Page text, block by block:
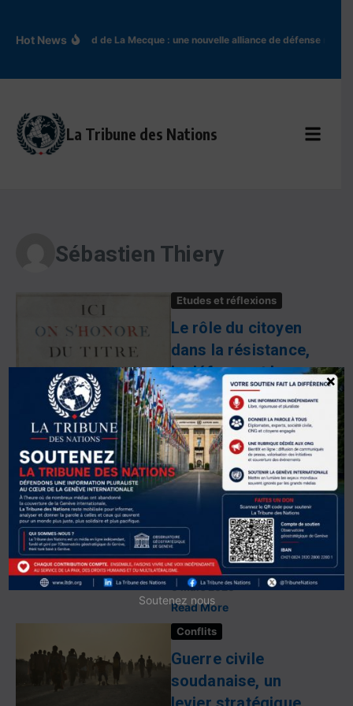
Hot NewsAccord de La Mecque : une nouvelle alliance de défense
La Tribune des Nations
Sébastien Thiery
Etudes et réflexions
Le rôle du citoyen
dans la résistance,
la défense et la
résilience des
nations
Sébastien Thiery, stagiaire
analyste à l’Observatoire
Géostratégique de Genève,
en partenariat avec l’ARC et
l’IFRIE L’ambition première
de toute nation reconnue
comme telle par le droit
internationa...
Sébastien Thiery
6 mars 2026
Read More
Conflits
Guerre civile
soudanaise, un
Soutenez nous
×